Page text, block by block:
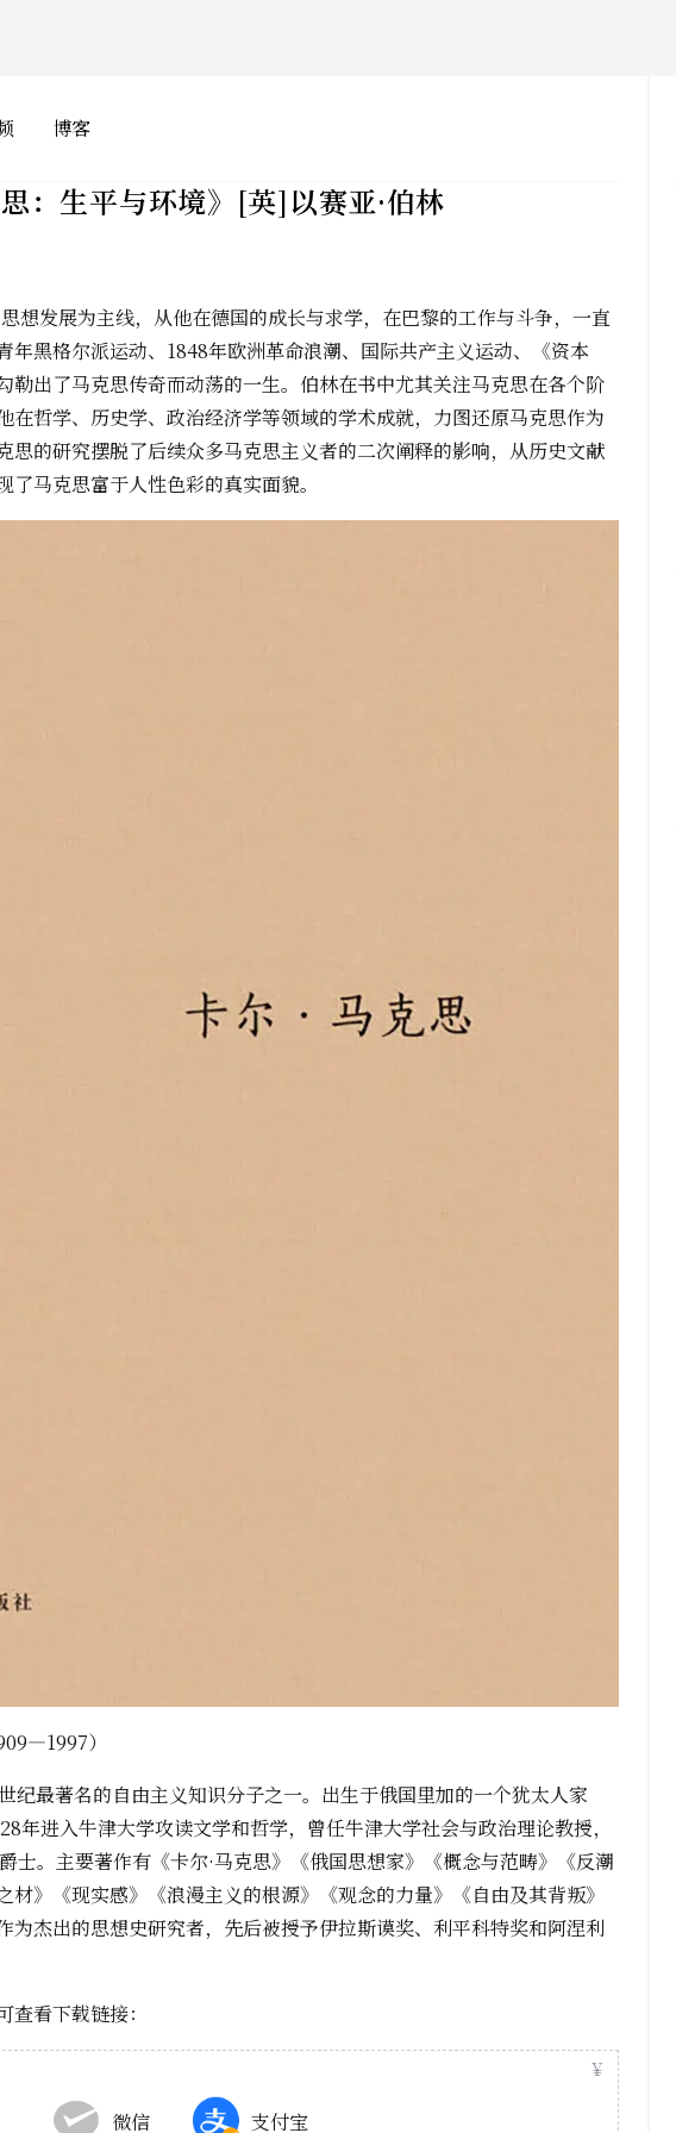
博客
：生平与环境》[英]以赛亚·伯林
想发展为主线，从他在德国的成长与求学，在巴黎的工作与斗争，一直
年黑格尔派运动、1848年欧洲革命浪潮、国际共产主义运动、《资本
勒出了马克思传奇而动荡的一生。伯林在书中尤其关注马克思在各个阶
在哲学、历史学、政治经济学等领域的学术成就，力图还原马克思作为
思的研究摆脱了后续众多马克思主义者的二次阐释的影响，从历史文献
马克思富于人性色彩的真实面貌。
）
纪最著名的自由主义知识分子之一。出生于俄国里加的一个犹太人家
年进入牛津大学攻读文学和哲学，曾任牛津大学社会与政治理论教授，
士。主要著作有《卡尔·马克思》《俄国思想家》《概念与范畴》《反潮
材》《现实感》《浪漫主义的根源》《观念的力量》《自由及其背叛》
为杰出的思想史研究者，先后被授予伊拉斯谟奖、利平科特奖和阿涅利
看下载链接：
微信 支付宝
￥